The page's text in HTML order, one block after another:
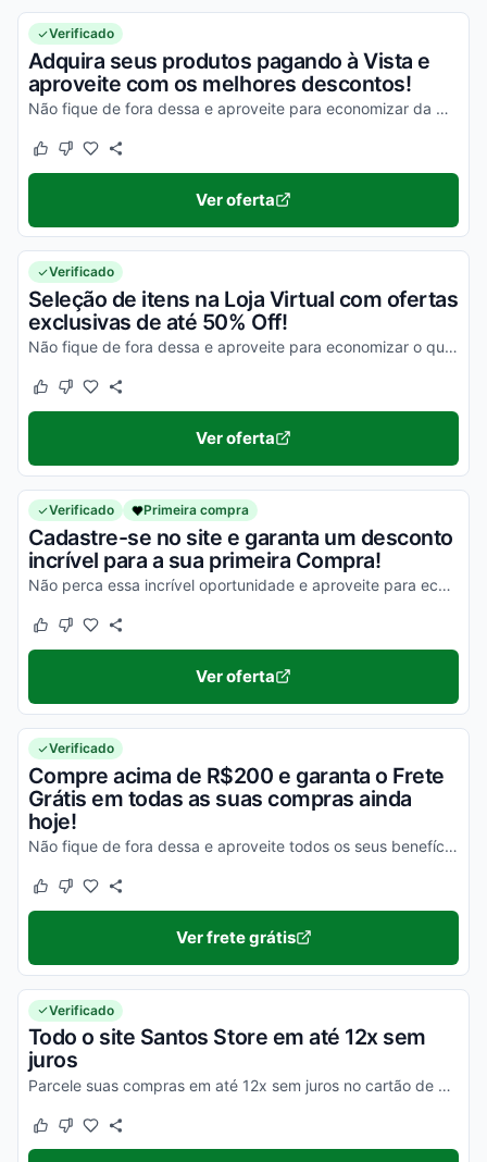
Verificado
Adquira seus produtos pagando à Vista e
aproveite com os melhores descontos!
Não fique de fora dessa e aproveite para economizar da melhor maneira possível!
Este cupom funcionou
Este cupom não funcionou
Ver oferta
Verificado
Seleção de itens na Loja Virtual com ofertas
exclusivas de até 50% Off!
Não fique de fora dessa e aproveite para economizar o quanto antes nas suas compras!
Este cupom funcionou
Este cupom não funcionou
Ver oferta
Verificado Primeira compra
Cadastre-se no site e garanta um desconto
incrível para a sua primeira Compra!
Não perca essa incrível oportunidade e aproveite para economizar na sua compra agora mesmo!
Este cupom funcionou
Este cupom não funcionou
Ver oferta
Verificado
Compre acima de R$200 e garanta o Frete
Grátis em todas as suas compras ainda
hoje!
Não fique de fora dessa e aproveite todos os seus benefícios agora mesmo!
Este cupom funcionou
Este cupom não funcionou
Ver frete grátis
Verificado
Todo o site Santos Store em até 12x sem
juros
Parcele suas compras em até 12x sem juros no cartão de crédito na loja Netshoes Santos Store! Corra!
Este cupom funcionou
Este cupom não funcionou